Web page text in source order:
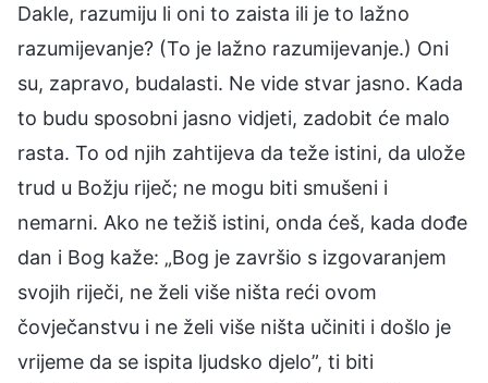
Dakle, razumiju li oni to zaista ili je to lažno
razumijevanje? (To je lažno razumijevanje.) Oni
su, zapravo, budalasti. Ne vide stvar jasno. Kada
to budu sposobni jasno vidjeti, zadobit će malo
rasta. To od njih zahtijeva da teže istini, da ulože
trud u Božju riječ; ne mogu biti smušeni i
nemarni. Ako ne težiš istini, onda ćeš, kada dođe
dan i Bog kaže: „Bog je završio s izgovaranjem
svojih riječi, ne želi više ništa reći ovom
čovječanstvu i ne želi više ništa učiniti i došlo je
vrijeme da se ispita ljudsko djelo”, ti biti